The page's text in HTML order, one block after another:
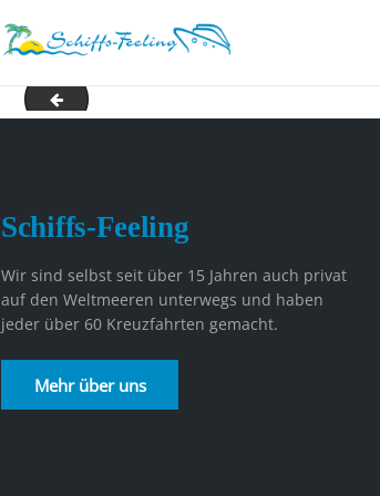
suedafrika
Schiffs-Feeling
Wir sind selbst seit über 15 Jahren auch privat
auf den Weltmeeren unterwegs und haben
jeder über 60 Kreuzfahrten gemacht.
Mehr über uns